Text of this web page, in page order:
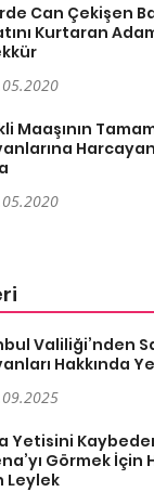
Can Çekişen
Kurtaran
Maaşının
Valiliği’nden
Hakkında
Yetisini
Görmek İçin
Leylek